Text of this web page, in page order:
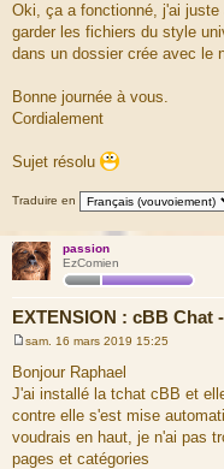
g
e
Oki, ça a fonctionné, j'ai
garder les fichiers du style
dans un dossier crée avec le
Bonne journée à vous.
Cordialement
Sujet résolu
Traduire en
passion
EzComien
EXTENSION : cBB Chat
s
s
g
e
sam. 16 mars 2019 15:25
Bonjour Raphael
J'ai installé la tchat cBB et
contre elle s'est mise
voudrais en haut, je n'ai pas
pages et catégories